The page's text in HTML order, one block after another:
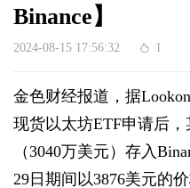
Binance】
2024-08-15 17:56:32 1
金色财经报道，据
现货以太坊ETF申请后
（3040万美元）存入
29日期间以3876美元的